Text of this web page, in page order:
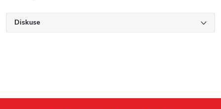
Diskuse